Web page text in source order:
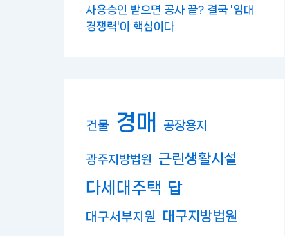
사용승인 받으면 공사 끝? 결국 '임대
경쟁력'이 핵심이다
건물 경매 공장용지
광주지방법원 근린생활시설
다세대주택 답
대구서부지원 대구지방법원